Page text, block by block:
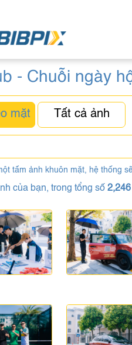
- Chuỗi ngày
mặt Tất cả ảnh
tấm ảnh khuôn mặt, hệ thống
của bạn, trong tổng số 2,246